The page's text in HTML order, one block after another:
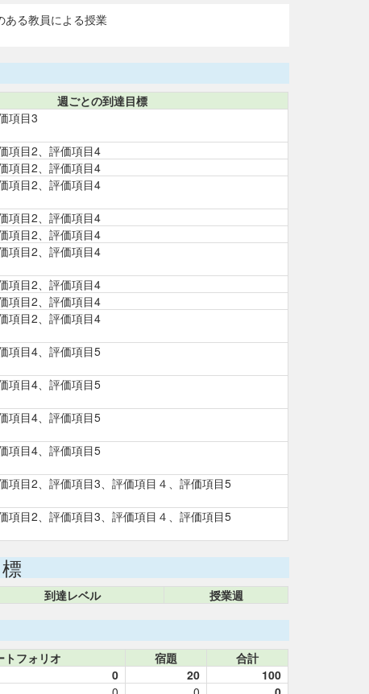
ある教員による授業
週ごとの到達目標
項目3
項目2、評価項目4
項目2、評価項目4
項目2、評価項目4
項目2、評価項目4
項目2、評価項目4
項目2、評価項目4
項目2、評価項目4
項目2、評価項目4
項目2、評価項目4
項目4、評価項目5
項目4、評価項目5
項目4、評価項目5
項目4、評価項目5
項目2、評価項目3、評価項目４、評価項目5
項目2、評価項目3、評価項目４、評価項目5
到達レベル 授業週
トフォリオ 宿題
合計
0 20
100